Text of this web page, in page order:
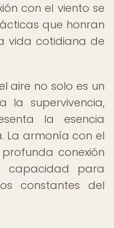
con el viento se
que honran
vida cotidiana de
aire no solo es un
la supervivencia,
la esencia
La armonía con el
conexión
para
constantes del